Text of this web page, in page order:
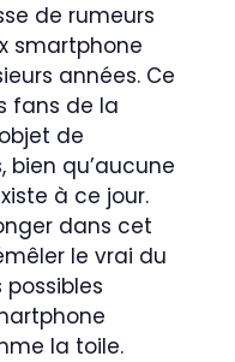
de rumeurs
smartphone
années. Ce
fans de la
de
bien qu’aucune
à ce jour.
dans cet
le vrai du
la toile.